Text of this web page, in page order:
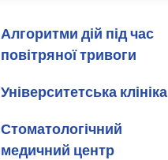
Алгоритми дій під час
повітряної тривоги
Університетська клініка
Стоматологічний
медичний центр